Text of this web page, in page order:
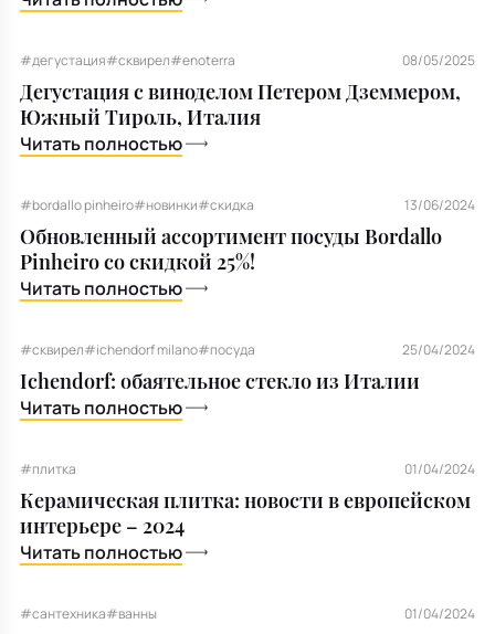
#дегустация#сквирел#enoterra 08/05/2025
Дегустация с виноделом Петером Дземмером,
Южный Тироль, Италия
Читать полностью
#bordallo pinheiro#новинки#скидка 13/06/2024
Обновленный ассортимент посуды Bordallo
Pinheiro со скидкой 25%!
Читать полностью
#сквирел#ichendorf milano#посуда 25/04/2024
Ichendorf: обаятельное стекло из Италии
Читать полностью
#плитка 01/04/2024
Керамическая плитка: новости в европейском
интерьере – 2024
Читать полностью
#сантехника#ванны 01/04/2024